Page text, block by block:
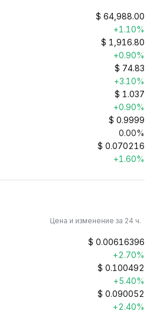
$ 64,988.00
+1.10%
$ 1,916.80
+0.90%
$ 74.83
+3.10%
$ 1.037
+0.90%
$ 0.9999
0.00%
$ 0.070216
+1.60%
Цена и изменение за 24 ч.
$ 0.00616396
+2.70%
$ 0.100492
+5.40%
$ 0.090052
+2.40%